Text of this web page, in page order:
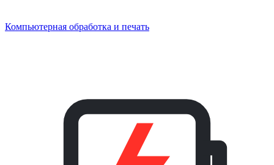
Компьютерная обработка и печать